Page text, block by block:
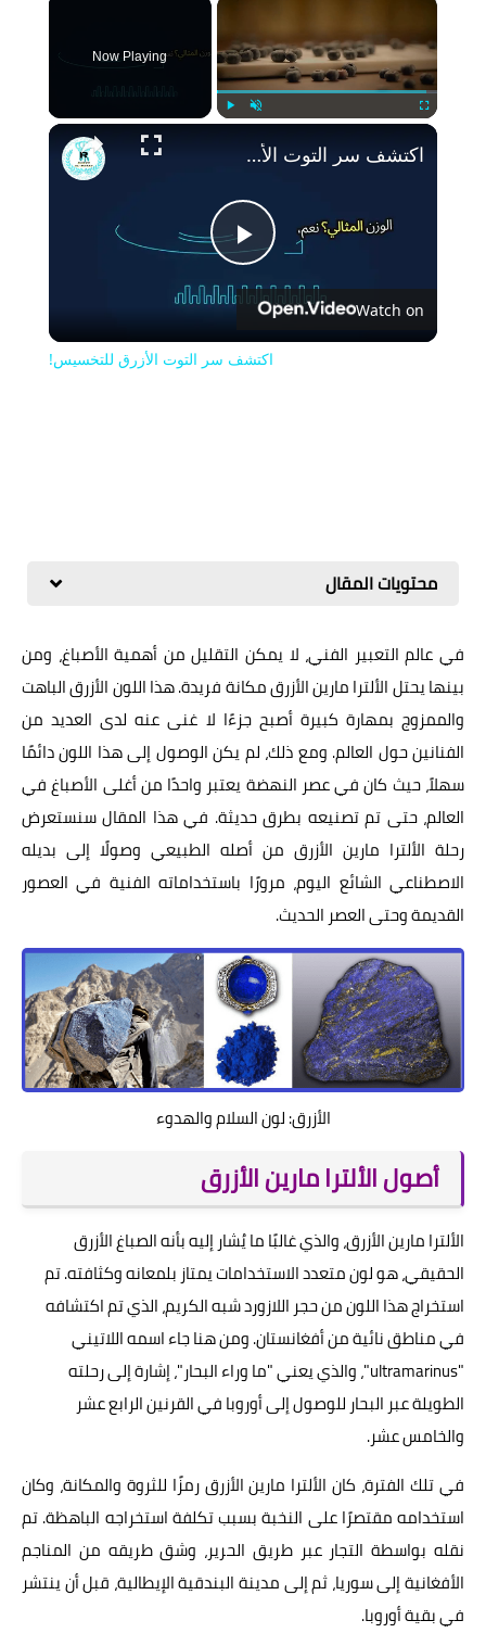
Fullscreen
Now Playing
Play
Video
اكتشف سر التوت الأزرق للتخسيس!
Watch on
اكتشف سر التوت الأزرق للتخسيس!
محتويات المقال
في عالم التعبير الفني، لا يمكن التقليل من أهمية الأصباغ، ومن
بينها يحتل الألترا مارين الأزرق مكانة فريدة. هذا اللون الأزرق الباهت
والممزوج بمهارة كبيرة أصبح جزءًا لا غنى عنه لدى العديد من
الفنانين حول العالم. ومع ذلك، لم يكن الوصول إلى هذا اللون دائمًا
سهلاً، حيث كان في عصر النهضة يعتبر واحدًا من أغلى الأصباغ في
العالم، حتى تم تصنيعه بطرق حديثة. في هذا المقال سنستعرض
رحلة الألترا مارين الأزرق من أصله الطبيعي وصولًا إلى بديله
الاصطناعي الشائع اليوم، مرورًا باستخداماته الفنية في العصور
القديمة وحتى العصر الحديث.
الأزرق: لون السلام والهدوء
أصول الألترا مارين الأزرق
الألترا مارين الأزرق، والذي غالبًا ما يُشار إليه بأنه الصباغ الأزرق
الحقيقي، هو لون متعدد الاستخدامات يمتاز بلمعانه وكثافته. تم
استخراج هذا اللون من حجر اللازورد شبه الكريم، الذي تم اكتشافه
في مناطق نائية من أفغانستان. ومن هنا جاء اسمه اللاتيني
"ultramarinus"، والذي يعني "ما وراء البحار"، إشارة إلى رحلته
الطويلة عبر البحار للوصول إلى أوروبا في القرنين الرابع عشر
والخامس عشر.
في تلك الفترة، كان الألترا مارين الأزرق رمزًا للثروة والمكانة، وكان
استخدامه مقتصرًا على النخبة بسبب تكلفة استخراجه الباهظة. تم
نقله بواسطة التجار عبر طريق الحرير، وشق طريقه من المناجم
الأفغانية إلى سوريا، ثم إلى مدينة البندقية الإيطالية، قبل أن ينتشر
في بقية أوروبا.